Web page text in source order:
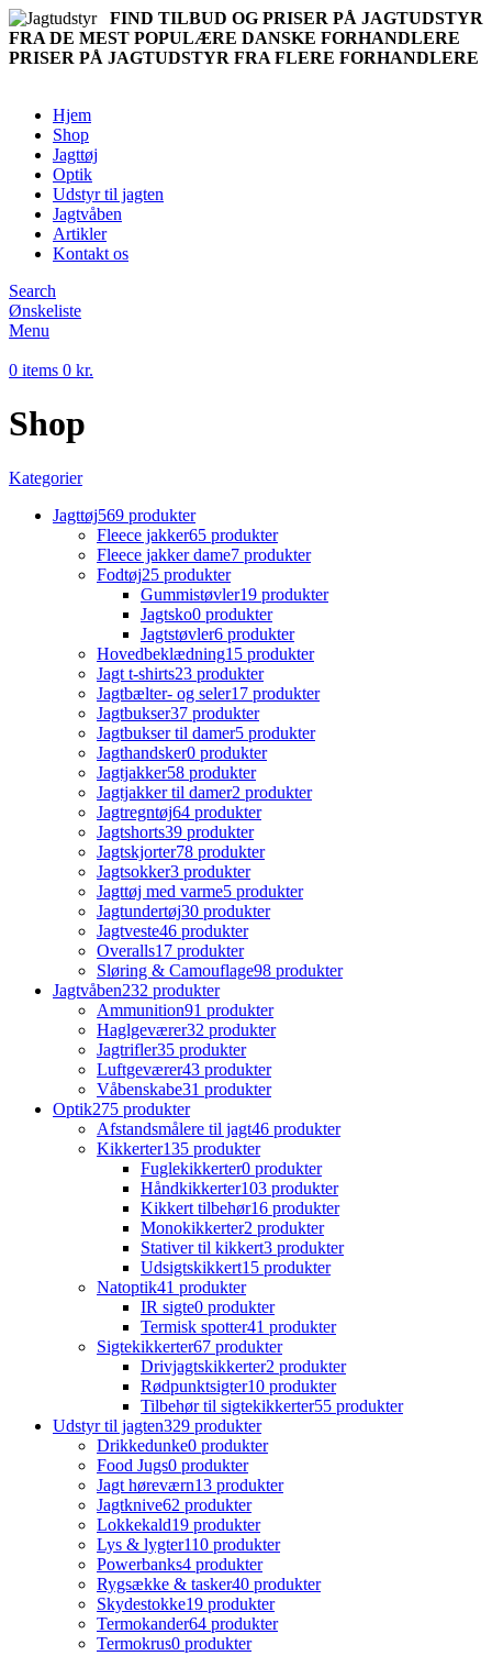
FIND TILBUD OG PRISER PÅ JAGTUDSTYR
FRA DE MEST POPULÆRE DANSKE FORHANDLERE
PRISER PÅ JAGTUDSTYR FRA FLERE FORHANDLERE
Hjem
Shop
Jagttøj
Optik
Udstyr til jagten
Jagtvåben
Artikler
Kontakt os
Search
Ønskeliste
Menu
0 items 0 kr.
Shop
Kategorier
Jagttøj569 produkter
Fleece jakker65 produkter
Fleece jakker dame7 produkter
Fodtøj25 produkter
Gummistøvler19 produkter
Jagtsko0 produkter
Jagtstøvler6 produkter
Hovedbeklædning15 produkter
Jagt t-shirts23 produkter
Jagtbælter- og seler17 produkter
Jagtbukser37 produkter
Jagtbukser til damer5 produkter
Jagthandsker0 produkter
Jagtjakker58 produkter
Jagtjakker til damer2 produkter
Jagtregntøj64 produkter
Jagtshorts39 produkter
Jagtskjorter78 produkter
Jagtsokker3 produkter
Jagttøj med varme5 produkter
Jagtundertøj30 produkter
Jagtveste46 produkter
Overalls17 produkter
Sløring & Camouflage98 produkter
Jagtvåben232 produkter
Ammunition91 produkter
Haglgeværer32 produkter
Jagtrifler35 produkter
Luftgeværer43 produkter
Våbenskabe31 produkter
Optik275 produkter
Afstandsmålere til jagt46 produkter
Kikkerter135 produkter
Fuglekikkerter0 produkter
Håndkikkerter103 produkter
Kikkert tilbehør16 produkter
Monokikkerter2 produkter
Stativer til kikkert3 produkter
Udsigtskikkert15 produkter
Natoptik41 produkter
IR sigte0 produkter
Termisk spotter41 produkter
Sigtekikkerter67 produkter
Drivjagtskikkerter2 produkter
Rødpunktsigter10 produkter
Tilbehør til sigtekikkerter55 produkter
Udstyr til jagten329 produkter
Drikkedunke0 produkter
Food Jugs0 produkter
Jagt høreværn13 produkter
Jagtknive62 produkter
Lokkekald19 produkter
Lys & lygter110 produkter
Powerbanks4 produkter
Rygsække & tasker40 produkter
Skydestokke19 produkter
Termokander64 produkter
Termokrus0 produkter